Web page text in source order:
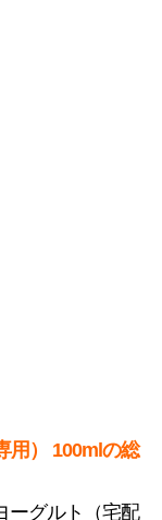
用） 100mlの総
ーグルト（宅配